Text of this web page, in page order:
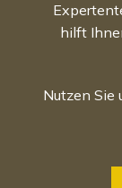
hilft
Nutzen Sie